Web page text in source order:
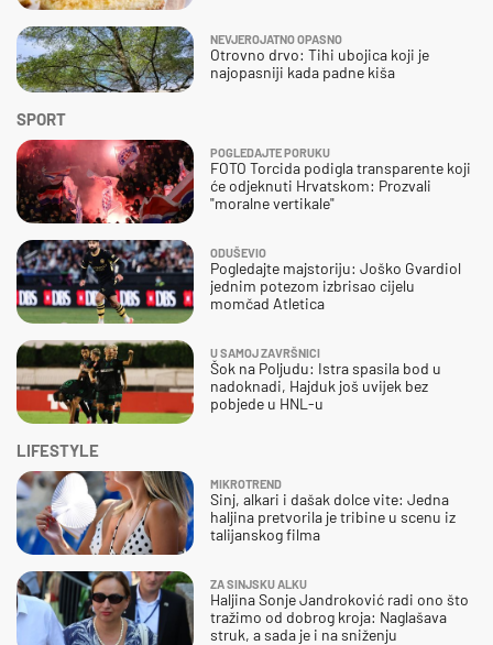
SPORT
POGLEDAJTE PORUKU
FOTO Torcida podigla transparente koji
će odjeknuti Hrvatskom: Prozvali
"moralne vertikale"
ODUŠEVIO
Pogledajte majstoriju: Joško Gvardiol
jednim potezom izbrisao cijelu
momčad Atletica
U SAMOJ ZAVRŠNICI
Šok na Poljudu: Istra spasila bod u
nadoknadi, Hajduk još uvijek bez
pobjede u HNL-u
NEVJEROJATNO OPASNO
Otrovno drvo: Tihi ubojica koji je
najopasniji kada padne kiša
LIFESTYLE
MIKROTREND
Sinj, alkari i dašak dolce vite: Jedna
haljina pretvorila je tribine u scenu iz
talijanskog filma
ZA SINJSKU ALKU
Haljina Sonje Jandroković radi ono što
tražimo od dobrog kroja: Naglašava
struk, a sada je i na sniženju